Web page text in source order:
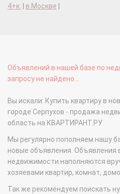
4+к.
в Москве
Объявлений в нашей базе по
запросу не найдено...
Вы искали: Купить квартиру в
городе Серпухов - продажа
область на КВАРТИРАНТ.РУ
Мы регулярно пополняем нашу
новые объявления. Объявления
недвижимости наполняются
хозяевами квартир, комнат,
Так же рекомендуем поискать